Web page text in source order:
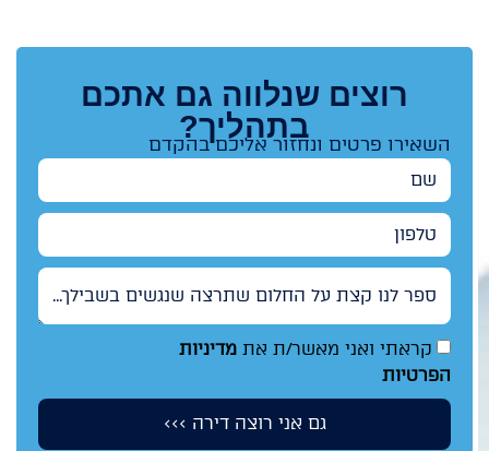
רוצים שנלווה גם אתכם
בתהליך?
השאירו פרטים ונחזור אליכם בהקדם
שם
טלפון
ספר לנו קצת על החלום שתרצה שנגשים בשבילך...
קראתי ואני מאשר/ת את מדיניות
הפרטיות
גם אני רוצה דירה >>>